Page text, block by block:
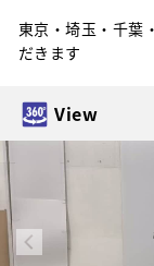
東京・埼玉・千葉
だきます
View